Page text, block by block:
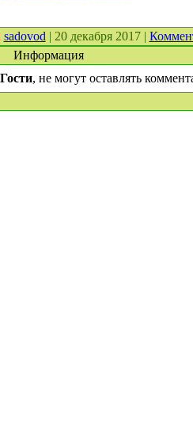
sadovod | 20 декабря 2017 |
Информация
Гости, не могут оставлять